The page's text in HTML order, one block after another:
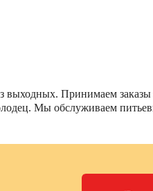
Принимаем заказы
Мы обслуживаем